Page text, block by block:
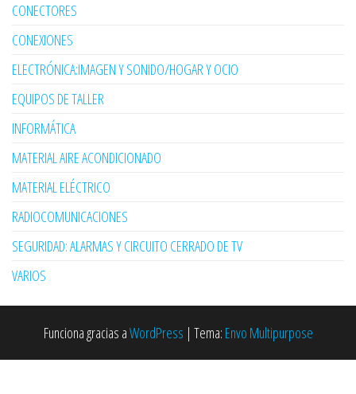
CONECTORES
CONEXIONES
ELECTRÓNICA:IMAGEN Y SONIDO/HOGAR Y OCIO
EQUIPOS DE TALLER
INFORMÁTICA
MATERIAL AIRE ACONDICIONADO
MATERIAL ELÉCTRICO
RADIOCOMUNICACIONES
SEGURIDAD: ALARMAS Y CIRCUITO CERRADO DE TV
VARIOS
Funciona gracias aWordPress | Tema: Envo Multipurpose